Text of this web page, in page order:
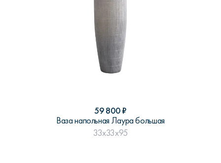
59 800₽
Ваза напольная Лаура большая
33x33x95